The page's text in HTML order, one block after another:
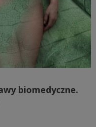
biomedyczne.